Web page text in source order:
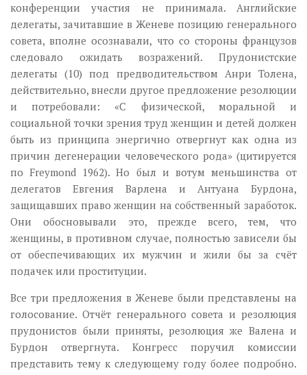
конференции участия не принимала. Английские
делегаты, зачитавшие в Женеве позицию генерального
совета, вполне осознавали, что со стороны французов
следовало ожидать возражений. Прудонистские
делегаты (10) под предводительством Анри Толена,
действительно, внесли другое предложение резолюции
и потребовали: «С физической, моральной и
социальной точки зрения труд женщин и детей должен
быть из принципа энергично отвергнут как одна из
причин дегенерации человеческого рода» (цитируется
по Freymond 1962). Но был и вотум меньшинства от
делегатов Евгения Варлена и Антуана Бурдона,
защищавших право женщин на собственный заработок.
Они обосновывали это, прежде всего, тем, что
женщины, в противном случае, полностью зависели бы
от обеспечивающих их мужчин и жили бы за счёт
подачек или проституции.
Все три предложения в Женеве были представлены на
голосование. Отчёт генерального совета и резолюция
прудонистов были приняты, резолюция же Валена и
Бурдон отвергнута. Конгресс поручил комиссии
представить тему к следующему году более подробно.